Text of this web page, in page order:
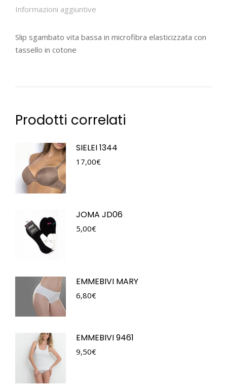
Informazioni aggiuntive
Slip sgambato vita bassa in microfibra elasticizzata con
tassello in cotone
Prodotti correlati
SIELEI 1344
17,00€
JOMA JD06
5,00€
EMMEBIVI MARY
6,80€
EMMEBIVI 9461
9,50€